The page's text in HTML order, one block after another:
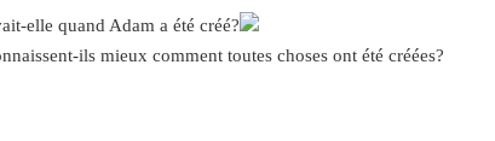
quand Adam a été créé?
ils mieux comment toutes choses ont été créées?